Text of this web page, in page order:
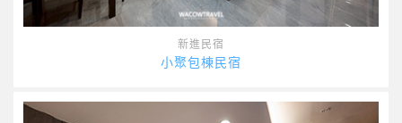
新進民宿
小聚包棟民宿